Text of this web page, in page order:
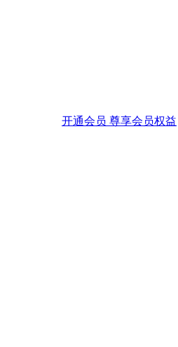
开通会员 尊享会员权益